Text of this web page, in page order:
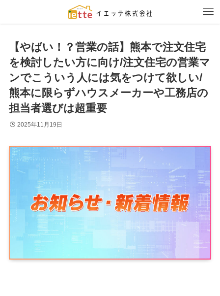
【やばい！？営業の話】熊本で注文住宅
を検討したい方に向け/注文住宅の営業マ
ンでこういう人には気をつけて欲しい/
熊本に限らずハウスメーカーや工務店の
担当者選びは超重要
2025年11月19日